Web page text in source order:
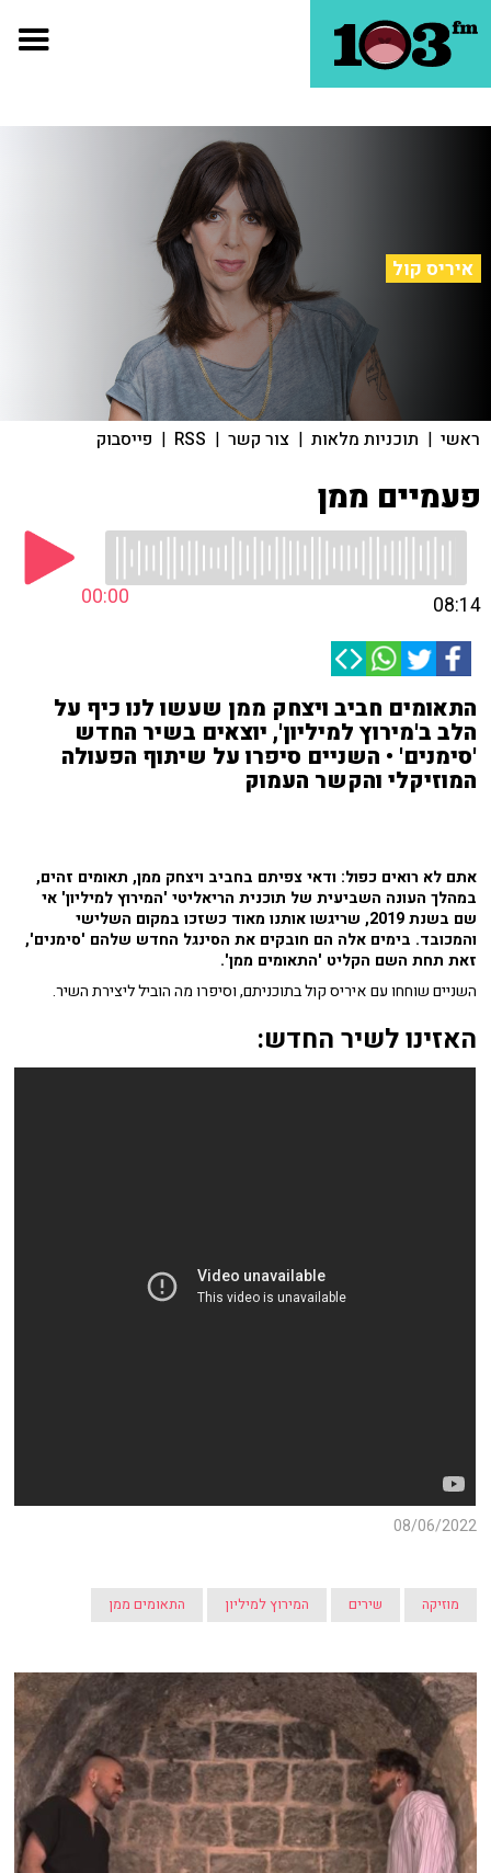
איריס קול
ראשי | תוכניות מלאות | צור קשר |
RSS
| פייסבוק
פעמיים ממן
00:00 08:14
התאומים חביב ויצחק ממן שעשו לנו כיף על
הלב ב'מירוץ למיליון', יוצאים בשיר החדש
'סימנים' • השניים סיפרו על שיתוף הפעולה
המוזיקלי והקשר העמוק
אתם לא רואים כפול: ודאי צפיתם בחביב ויצחק ממן, תאומים זהים,
במהלך העונה השביעית של תוכנית הריאליטי 'המירוץ למיליון' אי
שם בשנת 2019, שריגשו אותנו מאוד כשזכו במקום השלישי
והמכובד. בימים אלה הם חובקים את הסינגל החדש שלהם 'סימנים',
זאת תחת השם הקליט 'התאומים ממן'.
השניים שוחחו עם איריס קול בתוכניתם, וסיפרו מה הוביל ליצירת השיר.
האזינו לשיר החדש:
08/06/2022
מוזיקה שירים המירוץ למיליון התאומים ממן